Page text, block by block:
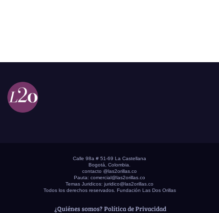
Calle 98a # 51-69 La Castellana
Bogotá, Colombia.
contacto @las2orillas.co
Pauta: comercial@las2orillas.co
Temas Juridicos: juridico@las2orillas.co
Todos los derechos reservados. Fundación Las Dos Orillas
¿Quiénes somos? Política de Privacidad